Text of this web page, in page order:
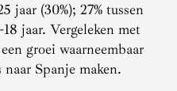
jaar (30%); 27% tussen
jaar. Vergeleken met
groei waarneembaar
Spanje maken.